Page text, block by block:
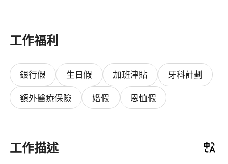
工作福利
銀行假 生日假 加班津貼
牙科計劃
額外醫療保險
婚假 恩恤假
工作描述